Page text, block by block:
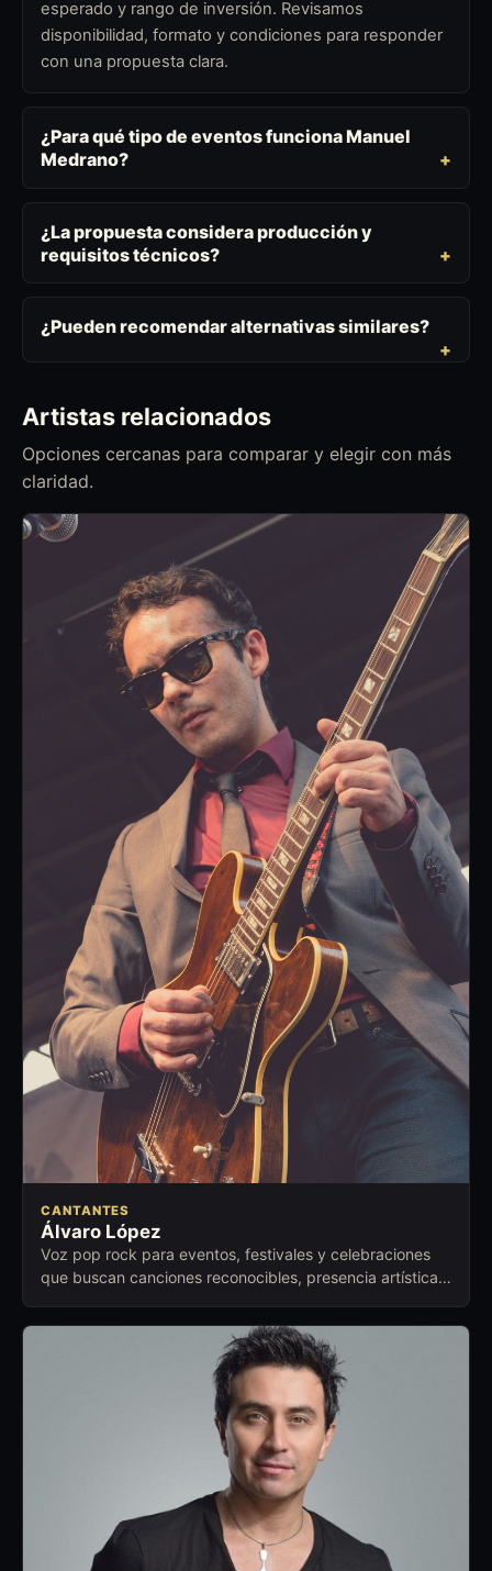
esperado y rango de inversión. Revisamos
disponibilidad, formato y condiciones para responder
con una propuesta clara.
¿Para qué tipo de eventos funciona Manuel
Medrano?
¿La propuesta considera producción y
requisitos técnicos?
¿Pueden recomendar alternativas similares?
Artistas relacionados
Opciones cercanas para comparar y elegir con más
claridad.
CANTANTES
Álvaro López
Voz pop rock para eventos, festivales y celebraciones
que buscan canciones reconocibles, presencia artística y